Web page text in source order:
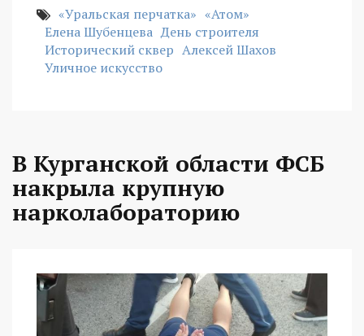
«Уральская перчатка» «Атом»
Елена Шубенцева День строителя
Исторический сквер Алексей Шахов
Уличное искусство
В Курганской области ФСБ
накрыла крупную
нарколабораторию